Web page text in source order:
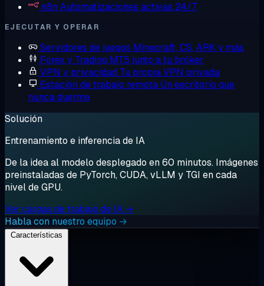
n8n Automatizaciones activas 24/7
EJECUTAR Y OPERAR
Servidores de juegos Minecraft, CS, ARK y más
Forex y Trading MT5 junto a tu bróker
VPN y privacidad Tu propia VPN privada
Estación de trabajo remota Un escritorio que
nunca duerme
Solución
Entrenamiento e inferencia de IA
De la idea al modelo desplegado en 60 minutos. Imágenes
preinstaladas de PyTorch, CUDA, vLLM y TGI en cada
nivel de GPU.
Ver cargas de trabajo de IA →
Habla con nuestro equipo →